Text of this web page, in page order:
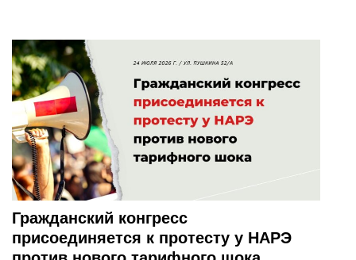
Гражданский конгресс
присоединяется к протесту у НАРЭ